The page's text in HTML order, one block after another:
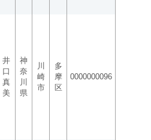
井
口
真
美
神
奈
川
県
川
崎
市
多
摩
区
0000000096